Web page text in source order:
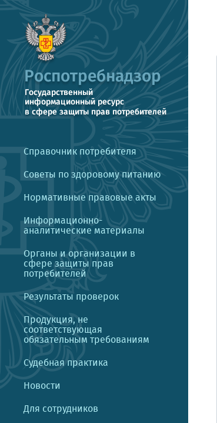
Справочник потребителя
Советы по здоровому питанию
Нормативные правовые акты
Информационно-
аналитические материалы
Органы и организации в
сфере защиты прав
потребителей
Результаты проверок
Продукция, не
соответствующая
обязательным требованиям
Судебная практика
Новости
Для сотрудников